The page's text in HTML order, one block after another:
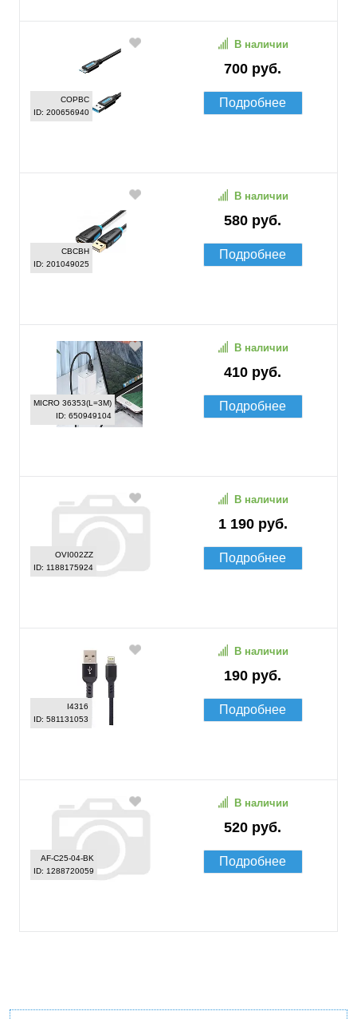
COPBC
ID: 200656940
700 руб.
В наличии
Подробнее
CBCBH
ID: 201049025
580 руб.
В наличии
Подробнее
MICRO 36353(L=3M)
ID: 650949104
410 руб.
В наличии
Подробнее
OVI002ZZ
ID: 1188175924
1 190 руб.
В наличии
Подробнее
I4316
ID: 581131053
190 руб.
В наличии
Подробнее
AF-C25-04-BK
ID: 1288720059
520 руб.
В наличии
Подробнее